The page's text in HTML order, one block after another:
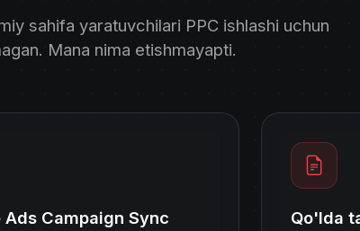
sahifa yaratuvchilari PPC ishlashi uchun
Mana nima etishmayapti.
Ads Campaign Sync
Qo'lda